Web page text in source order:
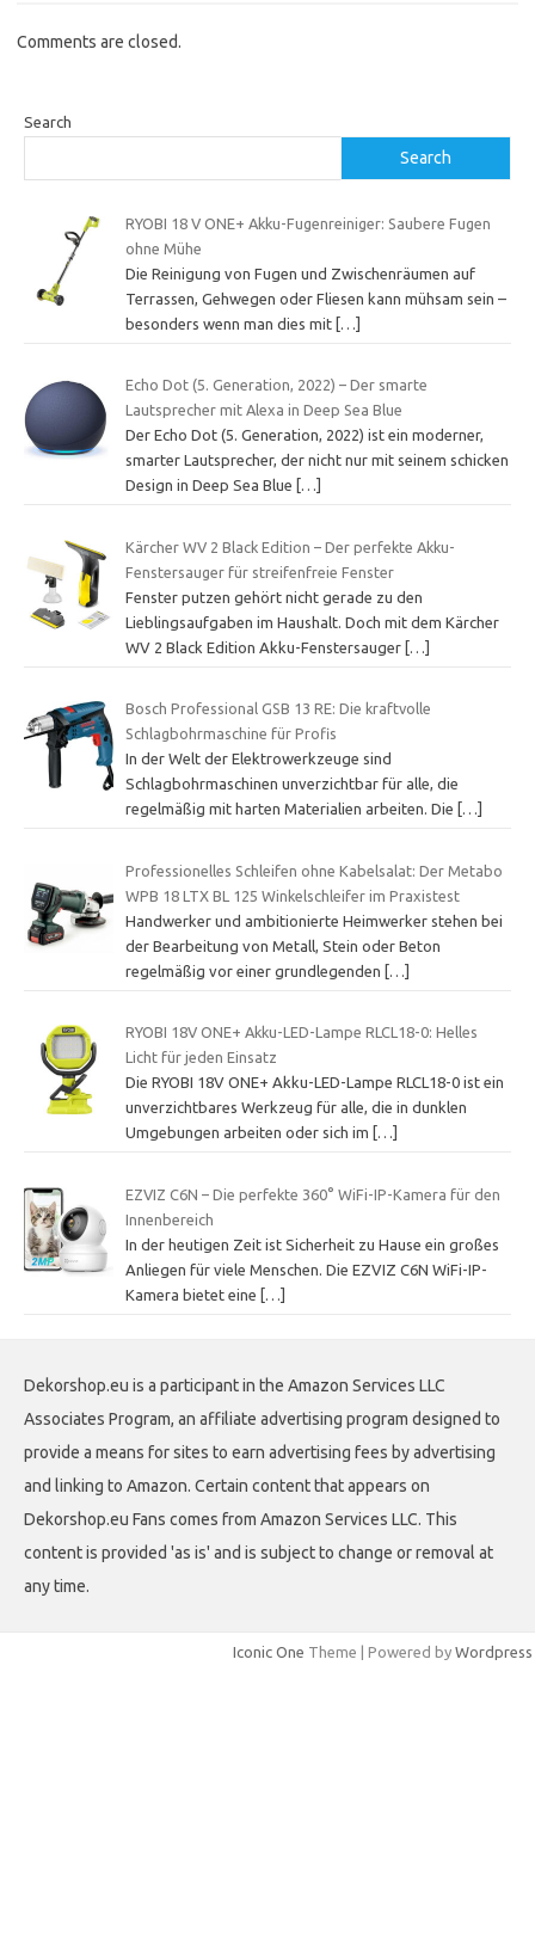
Comments are closed.
Search
Search
RYOBI 18 V ONE+ Akku-Fugenreiniger: Saubere Fugen
ohne Mühe
Die Reinigung von Fugen und Zwischenräumen auf
Terrassen, Gehwegen oder Fliesen kann mühsam sein –
besonders wenn man dies mit […]
Echo Dot (5. Generation, 2022) – Der smarte
Lautsprecher mit Alexa in Deep Sea Blue
Der Echo Dot (5. Generation, 2022) ist ein moderner,
smarter Lautsprecher, der nicht nur mit seinem schicken
Design in Deep Sea Blue
[…]
Kärcher WV 2 Black Edition – Der perfekte Akku-
Fenstersauger für streifenfreie Fenster
Fenster putzen gehört nicht gerade zu den
Lieblingsaufgaben im Haushalt. Doch mit dem Kärcher
WV 2 Black Edition Akku-Fenstersauger […]
Bosch Professional GSB 13 RE: Die kraftvolle
Schlagbohrmaschine für Profis
In der Welt der Elektrowerkzeuge sind
Schlagbohrmaschinen unverzichtbar für alle, die
regelmäßig mit harten Materialien arbeiten. Die
[…]
Professionelles Schleifen ohne Kabelsalat: Der Metabo
WPB 18 LTX BL 125 Winkelschleifer im Praxistest
Handwerker und ambitionierte Heimwerker stehen bei
der Bearbeitung von Metall, Stein oder Beton
regelmäßig vor einer grundlegenden
[…]
RYOBI 18V ONE+ Akku-LED-Lampe RLCL18-0: Helles
Licht für jeden Einsatz
Die RYOBI 18V ONE+ Akku-LED-Lampe RLCL18-0 ist ein
unverzichtbares Werkzeug für alle, die in dunklen
Umgebungen arbeiten oder sich im
[…]
EZVIZ C6N – Die perfekte 360° WiFi-IP-Kamera für den
Innenbereich
In der heutigen Zeit ist Sicherheit zu Hause ein großes
Anliegen für viele Menschen. Die EZVIZ C6N WiFi-IP-
Kamera bietet eine
[…]
Dekorshop.eu is a participant in the Amazon Services LLC
Associates Program, an affiliate advertising program designed to
provide a means for sites to earn advertising fees by advertising
and linking to Amazon. Certain content that appears on
Dekorshop.eu Fans comes from Amazon Services LLC. This
content is provided 'as is' and is subject to change or removal at
any time.
Iconic One Theme | Powered by Wordpress